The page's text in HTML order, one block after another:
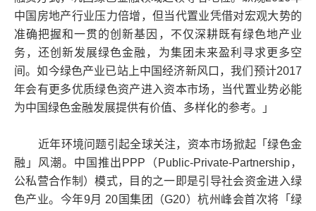
中国房地产行业压力倍增，但当代置业凭借对宏观大势的
准确把握和一贯的创新基因，不仅深耕既有绿色地产业
务，还创新发展绿色金融，为集团未来盈利寻求更多空
间。如今绿色产业已站上中国经济新风口，我们预计2017
年会有更多优质绿色资产进入资本市场，当代置业势必能
为中国绿色金融发展提供有价值、多样化的参考。」
近年环境问题引起全球关注，资本市场掀起「绿色金
融」风潮。中国推出PPP（Public-Private-Partnership，
公私营合作制）模式，目的之一即是引导社会资金进入绿
色产业。今年9月 20国集团（G20）杭州峰会首次将「绿